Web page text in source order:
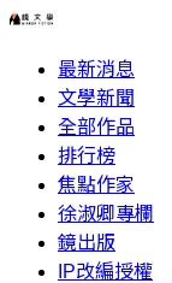
最新消息
文學新聞
全部作品
排行榜
焦點作家
徐淑卿專欄
鏡出版
IP改編授權